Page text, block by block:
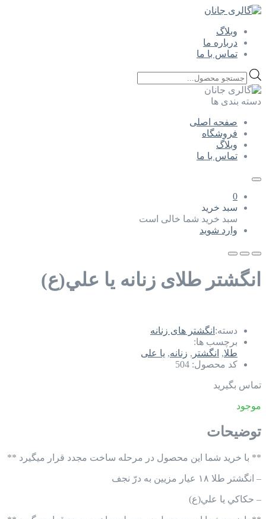
وبلاگ
درباره ما
تماس با ما
Products
search
دسته بندی ها
صفحه اصلی
فروشگاه
وبلاگ
تماس با ما
0
سبد خرید
سبد خرید شما خالی است
وارد شوید
انگشتر طلای زنانه يا علي(ع)
دسته: انگشتر های زنانه
برچسب ها:
طلا, انگشتر , زنانه, یا علی
کد محصول: 504
تماس بگیرید
موجود
توضیحات
** با خرید شما این محصول در مرحله ساخت مجدد قرار میگیرد **
– انگشتر طلا ١٨ عيار مزيين به درّ نجف
– حكاكي يا علي(ع)